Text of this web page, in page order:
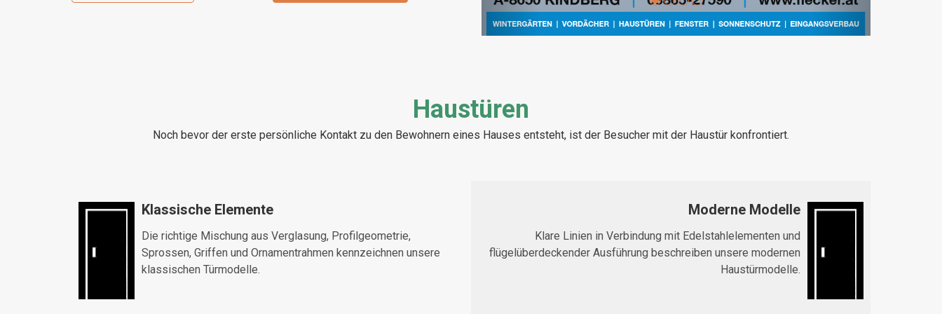
Haustüren
Noch bevor der erste persönliche Kontakt zu den Bewohnern eines Hauses entsteht, ist der Besucher mit der Haustür konfrontiert.
Klassische Elemente
Die richtige Mischung aus Verglasung, Profilgeometrie,
Sprossen, Griffen und Ornamentrahmen kennzeichnen unsere
klassischen Türmodelle.
Moderne Modelle
Klare Linien in Verbindung mit Edelstahlelementen und
flügelüberdeckender Ausführung beschreiben unsere modernen
Haustürmodelle.